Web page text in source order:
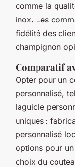
comme la
inox. Les
fidélité des
champignon
Comparatif
Opter pour un
personnalisé,
laguiole
uniques :
personnalisé
options pour
choix du